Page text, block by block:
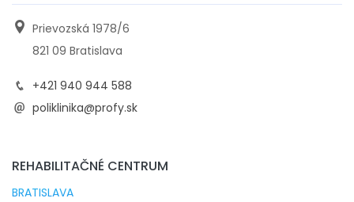
Prievozská 1978/6
821 09 Bratislava
+421 940 944 588
poliklinika@profy.sk
REHABILITAČNÉ CENTRUM
BRATISLAVA